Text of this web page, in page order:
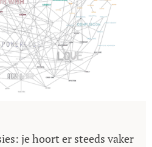
je hoort er steeds vaker